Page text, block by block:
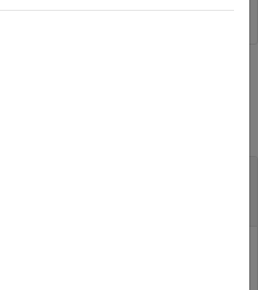
as a scalar numeric.